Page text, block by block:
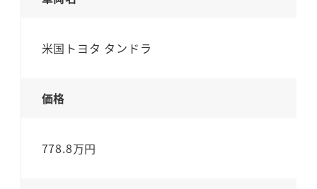
米国トヨタ タンドラ
価格
778.8万円